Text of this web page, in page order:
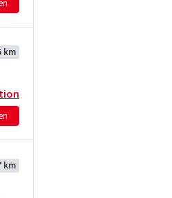
km
km